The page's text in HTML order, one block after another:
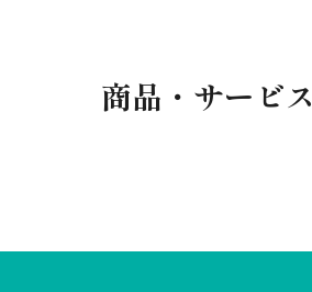
商品・サービス